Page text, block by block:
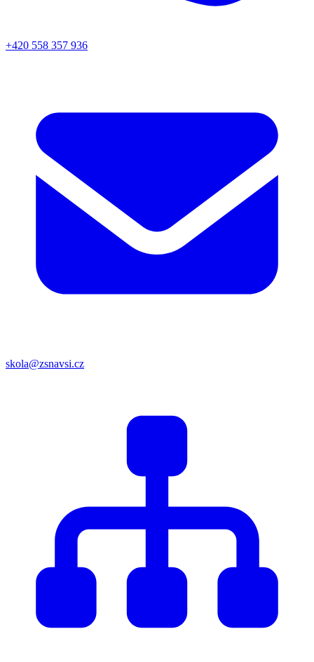
+420 558 357 936
skola@zsnavsi.cz